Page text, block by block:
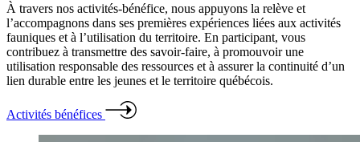
À travers nos activités-bénéfice, nous appuyons la relève et
l’accompagnons dans ses premières expériences liées aux activités
fauniques et à l’utilisation du territoire. En participant, vous
contribuez à transmettre des savoir-faire, à promouvoir une
utilisation responsable des ressources et à assurer la continuité d’un
lien durable entre les jeunes et le territoire québécois.
Activités bénéfices